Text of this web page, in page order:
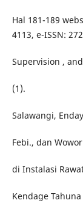
Hal 181-189
4113, e-ISSN:
Supervision ,
(1).
Salawangi,
Febi., dan
di Instalasi
Kendage